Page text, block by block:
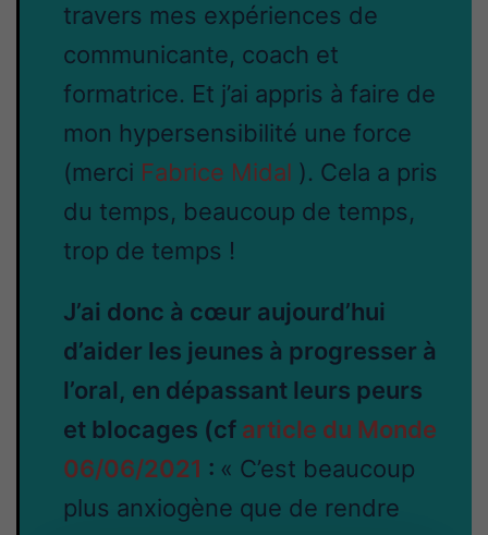
travers mes expériences de
communicante, coach et
formatrice. Et j’ai appris à faire de
mon hypersensibilité une force
(merci Fabrice Midal ). Cela a pris
du temps, beaucoup de temps,
trop de temps !
J’ai donc à cœur aujourd’hui
d’aider les jeunes à progresser à
l’oral, en dépassant leurs peurs
et blocages (cf article du Monde
06/06/2021 : « C’est beaucoup
plus anxiogène que de rendre